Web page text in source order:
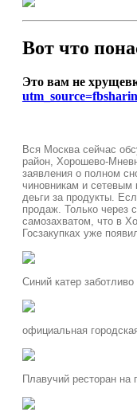
Вот что
Это вам не
Вся Москва сейчас
район, Хорошево-
заявления о полном
чиновникам и сетевым
деьги за продукты.
продаж. Только через
самозахватом, что в
Госзакупках уже
Синий катер
официальная
Плавучий ресторан на